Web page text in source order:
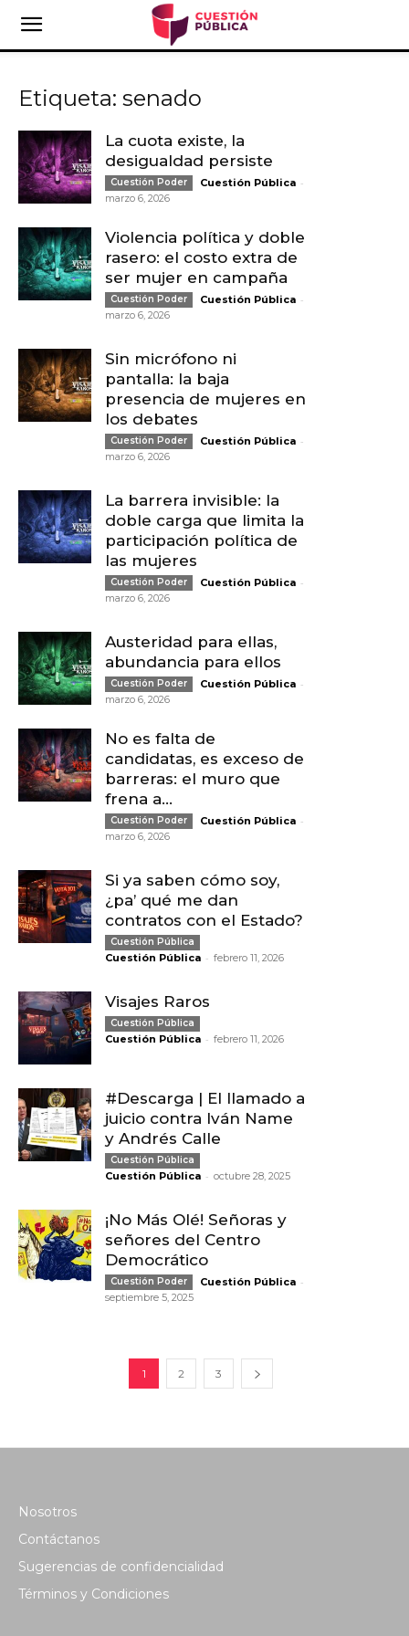
Etiqueta: senado
La cuota existe, la
desigualdad persiste
Cuestión Poder Cuestión Pública -
marzo 6, 2026
Violencia política y doble
rasero: el costo extra de
ser mujer en campaña
Cuestión Poder Cuestión Pública -
marzo 6, 2026
Sin micrófono ni
pantalla: la baja
presencia de mujeres en
los debates
Cuestión Poder Cuestión Pública -
marzo 6, 2026
La barrera invisible: la
doble carga que limita la
participación política de
las mujeres
Cuestión Poder Cuestión Pública -
marzo 6, 2026
Austeridad para ellas,
abundancia para ellos
Cuestión Poder Cuestión Pública -
marzo 6, 2026
No es falta de
candidatas, es exceso de
barreras: el muro que
frena a...
Cuestión Poder Cuestión Pública -
marzo 6, 2026
Si ya saben cómo soy,
¿pa’ qué me dan
contratos con el Estado?
Cuestión Pública
Cuestión Pública - febrero 11, 2026
Visajes Raros
Cuestión Pública
Cuestión Pública - febrero 11, 2026
#Descarga | El llamado a
juicio contra Iván Name
y Andrés Calle
Cuestión Pública
Cuestión Pública - octubre 28, 2025
¡No Más Olé! Señoras y
señores del Centro
Democrático
Cuestión Poder Cuestión Pública -
septiembre 5, 2025
1 2 3
Nosotros
Contáctanos
Sugerencias de confidencialidad
Términos y Condiciones